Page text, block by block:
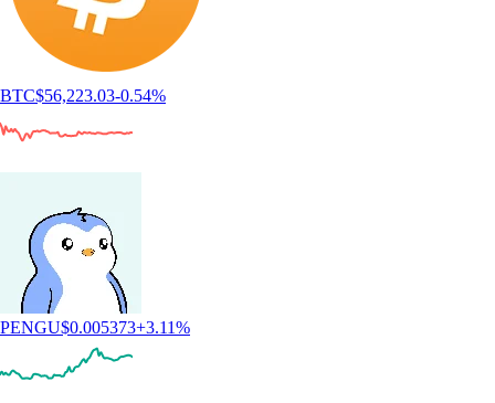
BTC$56,223.03-0.54%
PENGU$0.005373+3.11%